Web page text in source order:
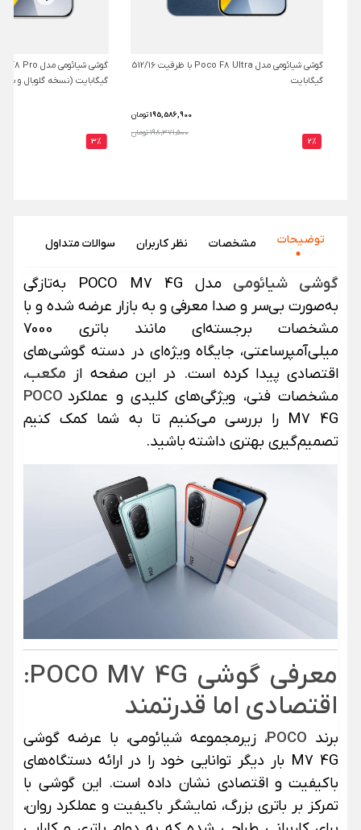
گوشی شیائومی مدل Poco F8 Ultra با ظرفیت 512/16
گیگابایت
195,586,900تومان
198,371,500 تومان
2%
گیگابایت (نسخه گلوبال و
3%
توضیحات مشخصات نظر‌ کاربران سوالات متداول
گوشیشیائومی
مدل POCO M7 4G به‌تازگی
به‌صورت بی‌سر و صدا معرفی و به بازار عرضه شده و با
مشخصات برجسته‌ای مانند باتری 7000
میلی‌آمپرساعتی، جایگاه ویژه‌ای در دسته گوشی‌های
اقتصادی پیدا کرده است. در این صفحه از مکعب،
مشخصات فنی، ویژگی‌های کلیدی و عملکرد POCO
M7 4G را بررسی می‌کنیم تا به شما کمک کنیم
تصمیم‌گیری بهتری داشته باشید.
معرفی گوشی POCO M7 4G:
اقتصادی اما قدرتمند
برند POCO، زیرمجموعه شیائومی، با عرضه گوشی
M7 4G بار دیگر توانایی خود را در ارائه دستگاه‌های
باکیفیت و اقتصادی نشان داده است. این گوشی با
تمرکز بر باتری بزرگ، نمایشگر باکیفیت و عملکرد روان،